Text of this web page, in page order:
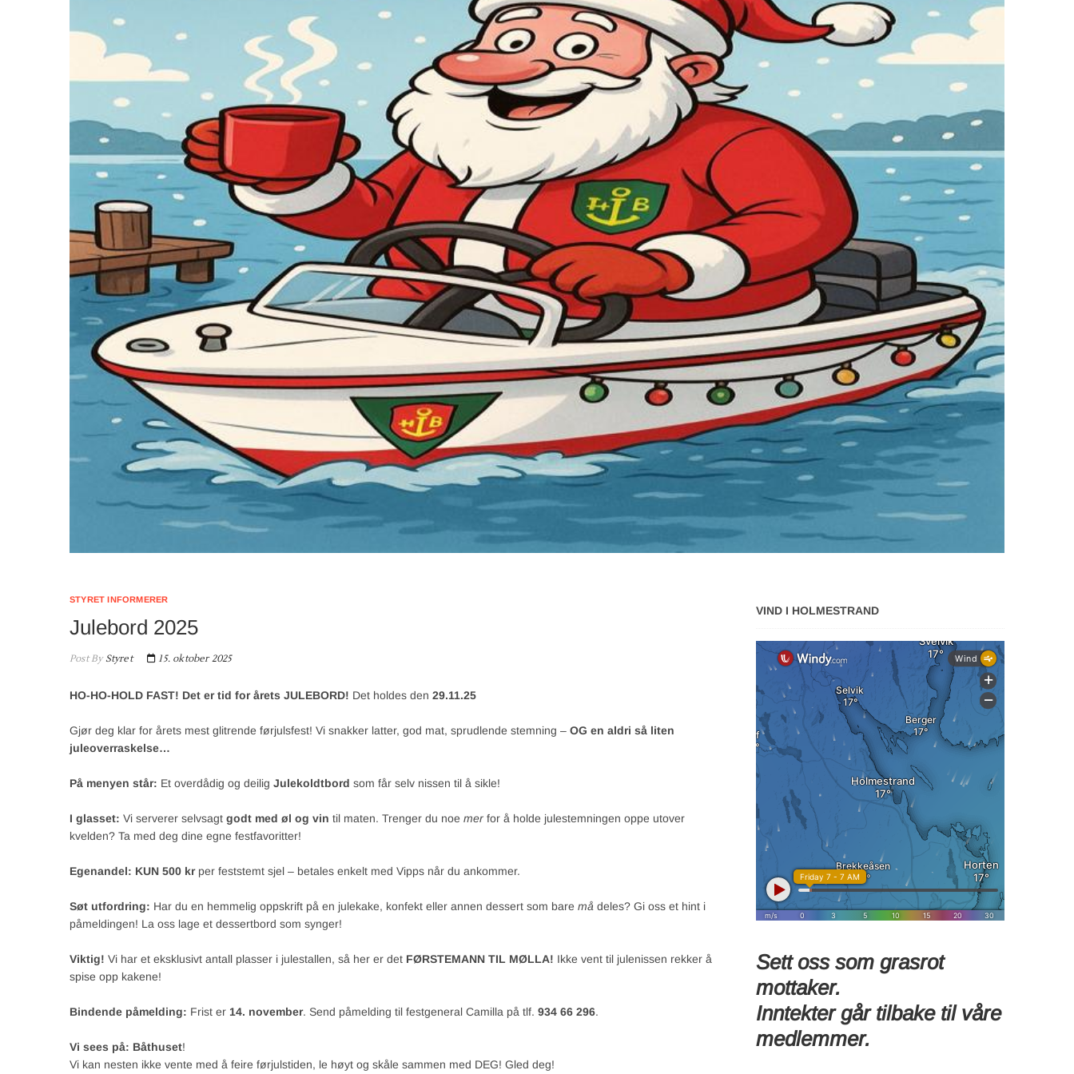
STYRET INFORMERER
Julebord 2025
Post ByStyret 15. oktober 2025
HO-HO-HOLD FAST! Det er tid for årets JULEBORD! Det holdes den 29.11.25
Gjør deg klar for årets mest glitrende førjulsfest! Vi snakker latter, god mat, sprudlende stemning – OG en aldri så liten
juleoverraskelse…
På menyen står: Et overdådig og deilig Julekoldtbord som får selv nissen til å sikle!
I glasset: Vi serverer selvsagt godt med øl og vin til maten. Trenger du noe mer for å holde julestemningen oppe utover
kvelden? Ta med deg dine egne festfavoritter!
Egenandel: KUN 500 krper feststemt sjel – betales enkelt med Vipps når du ankommer.
Søt utfordring: Har du en hemmelig oppskrift på en julekake, konfekt eller annen dessert som bare må deles? Gi oss et hint i
påmeldingen! La oss lage et dessertbord som synger!
Viktig! Vi har et eksklusivt antall plasser i julestallen, så her er det FØRSTEMANN TIL MØLLA! Ikke vent til julenissen rekker å
spise opp kakene!
Bindende påmelding: Frist er 14. november. Send påmelding til festgeneral Camilla på tlf. 934 66 296.
Vi sees på: Båthuset!
Vi kan nesten ikke vente med å feire førjulstiden, le høyt og skåle sammen med DEG! Gled deg!
VIND I HOLMESTRAND
Sett oss som grasrot
mottaker.
Inntekter går tilbake til våre
medlemmer.